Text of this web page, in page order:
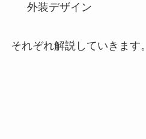
外装デザイン
それぞれ解説していきます。